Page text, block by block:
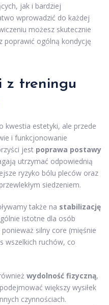
jak i bardziej
wprowadzić do każdej
możesz skutecznie
poprawić ogólną kondycję
z treningu
kwestia estetyki, ale przede
i funkcjonowanie
jest poprawa postawy
utrzymać odpowiednią
ryzyko bólu pleców oraz
siedzeniem.
także na stabilizację
istotne dla osób
silny core (mięśnie
wszelkich ruchów, co
wydolność fizyczną,
większy wysiłek
czynnościach.